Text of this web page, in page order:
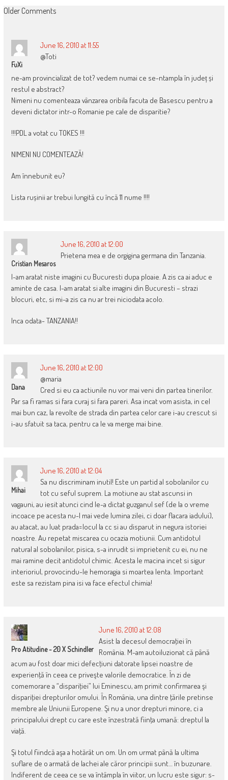
COMMENT
Older Comments
FuXi
June 16, 2010 at 11:55
@Toti
ne-am provincializat de tot? vedem numai ce se-ntampla în județ și
restul e abstract?
Nimeni nu comenteaza vânzarea oribila facuta de Basescu pentru a
deveni dictator intr-o Romanie pe cale de disparitie?
!!!PDL a votat cu TOKES !!!
NIMENI NU COMENTEAZĂ!
Am înnebunit eu?
Lista rușinii ar trebui lungită cu încă 11 nume !!!!
Cristian Mesaros
June 16, 2010 at 12:00
Prietena mea e de orgigina germana din Tanzania.
I-am aratat niste imagini cu Bucuresti dupa ploaie. A zis ca ai aduc e
aminte de casa. I-am aratat si alte imagini din Bucuresti – strazi
blocuri, etc, si mi-a zis ca nu ar trei niciodata acolo.
Inca odata- TANZANIA!!
Dana
June 16, 2010 at 12:00
@maria
Cred si eu ca actiunile nu vor mai veni din partea tinerilor.
Par sa fi ramas si fara curaj si fara pareri. Asa incat vom asista, in cel
mai bun caz, la revolte de strada din partea celor care i-au crescut si
i-au sfatuit sa taca, pentru ca le va merge mai bine.
Mihai
June 16, 2010 at 12:04
Sa nu discriminam inutil! Este un partid al sobolanilor cu
tot cu seful suprem. La motiune au stat ascunsi in
vagauni, au iesit atunci cind le-a dictat guzganul sef (de la o vreme
incoace pe acesta nu-l mai vede lumina zilei, ci doar flacara iadului),
au atacat, au luat prada=locul la cc si au disparut in negura istoriei
noastre. Au repetat miscarea cu ocazia motiunii. Cum antidotul
natural al sobolanilor, pisica, s-a inrudit si imprietenit cu ei, nu ne
mai ramine decit antidotul chimic. Acesta le macina incet si sigur
interioriul, provocindu-le hemoragia si moartea lenta. Important
este sa rezistam pina isi va face efectul chimia!
Pro Atitudine - 20 X Schindler
June 16, 2010 at 12:08
Asist la decesul democraţiei în
România. M-am autoiluzionat că până
acum au fost doar mici defecţiuni datorate lipsei noastre de
experienţă în ceea ce priveşte valorile democratice. În zi de
comemorare a “dispariţiei” lui Eminescu, am primit confirmarea şi
dispariţiei drepturilor omului. În România, una dintre ţările pretinse
membre ale Uniunii Europene. Şi nu a unor drepturi minore, ci a
principalului drept cu care este înzestrată fiinţa umană: dreptul la
viaţă.
Şi totul fiindcă aşa a hotărât un om. Un om urmat până la ultima
suflare de o armată de lachei ale căror principii sunt… în buzunare.
Indiferent de ceea ce se va întâmpla în viitor, un lucru este sigur: s-